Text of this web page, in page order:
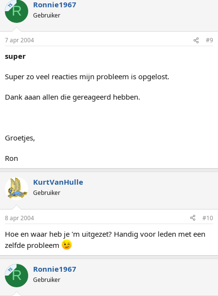
TSR Ronnie1967
Gebruiker
7 apr 2004 #9
super
Super zo veel reacties mijn probleem is opgelost.
Dank aaan allen die gereageerd hebben.
Groetjes,
Ron
KurtVanHulle
Gebruiker
8 apr 2004 #10
Hoe en waar heb je 'm uitgezet? Handig voor leden met een
zelfde probleem
TSR Ronnie1967
Gebruiker